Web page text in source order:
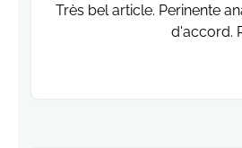
Très bel article. Perinente
d'accord.